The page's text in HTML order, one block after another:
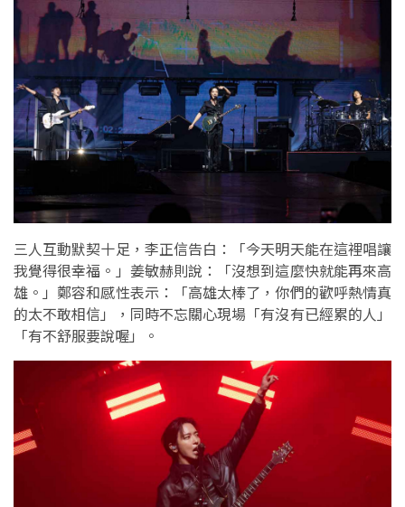
三人互動默契十足，李正信告白：「今天明天能在這裡唱讓
我覺得很幸福。」姜敏赫則說：「沒想到這麼快就能再來高
雄。」鄭容和感性表示：「高雄太棒了，你們的歡呼熱情真
的太不敢相信」，同時不忘關心現場「有沒有已經累的人」
「有不舒服要說喔」。